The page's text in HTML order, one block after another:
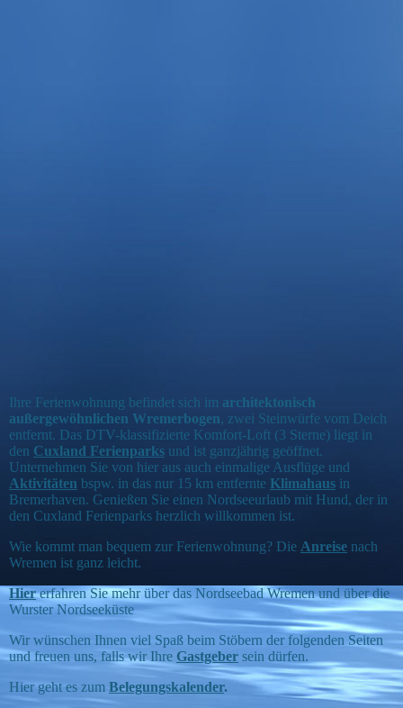
Ihre Ferienwohnung befindet sich im architektonisch
außergewöhnlichen Wremerbogen, zwei Steinwürfe vom Deich
entfernt. Das DTV-klassifizierte Komfort-Loft (3 Sterne) liegt in
den Cuxland Ferienparks und ist ganzjährig geöffnet.
Unternehmen Sie von hier aus auch einmalige Ausflüge und
Aktivitäten bspw. in das nur 15 km entfernte Klimahaus in
Bremerhaven. Genießen Sie einen Nordseeurlaub mit Hund, der in
den Cuxland Ferienparks herzlich willkommen ist.
Wie kommt man bequem zur Ferienwohnung? Die Anreise nach
Wremen ist ganz leicht.
Hiererfahren Sie mehr über das Nordseebad Wremen und über die
Wurster Nordseeküste
Wir wünschen Ihnen viel Spaß beim Stöbern der folgenden Seiten
und freuen uns, falls wir Ihre Gastgeber sein dürfen.
Hier geht es zum Belegungskalender.